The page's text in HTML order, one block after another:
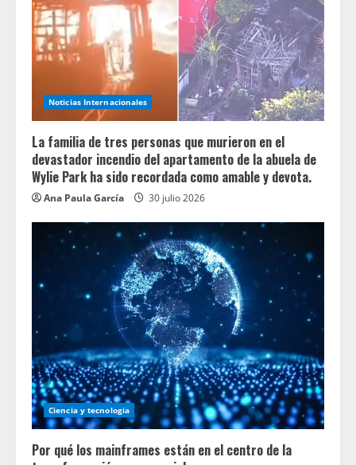
Noticias Internacionales
La familia de tres personas que murieron en el
devastador incendio del apartamento de la abuela de
Wylie Park ha sido recordada como amable y devota.
Ana Paula García 30 julio 2026
Ciencia y tecnologia
Por qué los mainframes están en el centro de la